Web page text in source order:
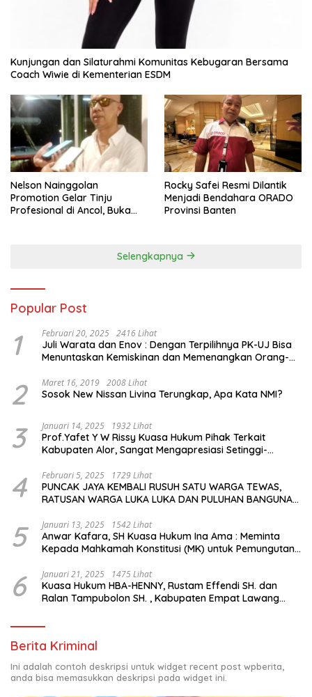
Kunjungan dan Silaturahmi Komunitas Kebugaran Bersama
Coach Wiwie di Kementerian ESDM
Nelson Nainggolan
Promotion Gelar Tinju
Profesional di Ancol, Buka
Rocky Safei Resmi Dilantik
Menjadi Bendahara ORADO
Provinsi Banten
Selengkapnya
Popular Post
1 Februari 20, 2025 2416 Lihat
Juli Warata dan Enov : Dengan Terpilihnya PK-UJ Bisa
Menuntaskan Kemiskinan dan Memenangkan Orang-
2 Maret 16, 2019 2008 Lihat
Sosok New Nissan Livina Terungkap, Apa Kata NMI?
3 Januari 14, 2025 1932 Lihat
Prof.Yafet Y W Rissy Kuasa Hukum Pihak Terkait
Kabupaten Alor, Sangat Mengapresiasi Setinggi-
dan Bapak Rey Mencabut Gugatannya ke MK
4 Februari 5, 2025 1729 Lihat
PUNCAK JAYA KEMBALI RUSUH SATU WARGA TEWAS,
RATUSAN WARGA LUKA LUKA DAN PULUHAN BANGUNAN
5 Januari 13, 2025 1542 Lihat
Anwar Kafara, SH Kuasa Hukum Ina Ama : Meminta
Kepada Mahkamah Konstitusi (MK) untuk Pemungutan
6 Januari 21, 2025 1475 Lihat
Kuasa Hukum HBA-HENNY, Rustam Effendi SH. dan
Ralan Tampubolon SH. , Kabupaten Empat Lawang
Berita Kriminal
Ini adalah contoh deskripsi untuk widget recent post wpberita,
anda bisa memasukkan deskripsi pada widget ini.